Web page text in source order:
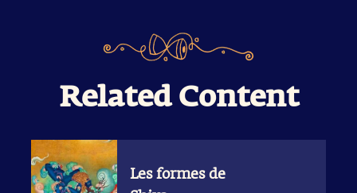
Related Content
Les formes de